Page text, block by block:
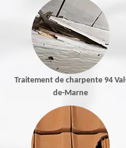
Traitement de charpente 94
de-Marne